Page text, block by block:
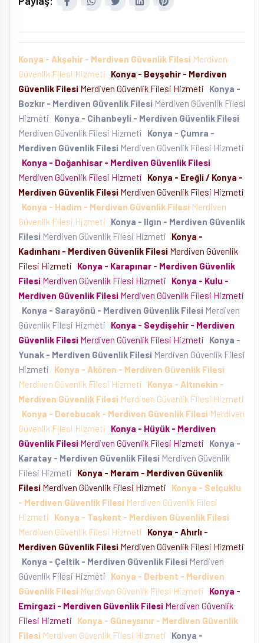
Konya - Akşehir - Merdiven Güvenlik Filesi Merdiven
Güvenlik Filesi Hizmeti
Konya - Beyşehir - Merdiven
Güvenlik Filesi Merdiven Güvenlik Filesi Hizmeti
Konya -
Bozkır - Merdiven Güvenlik Filesi Merdiven Güvenlik Filesi
Hizmeti
Konya - Cihanbeyli - Merdiven Güvenlik Filesi
Merdiven Güvenlik Filesi Hizmeti
Konya - Çumra -
Merdiven Güvenlik Filesi Merdiven Güvenlik Filesi Hizmeti
Konya - Doğanhisar - Merdiven Güvenlik Filesi
Merdiven Güvenlik Filesi Hizmeti
Konya - Ereğli / Konya -
Merdiven Güvenlik Filesi Merdiven Güvenlik Filesi Hizmeti
Konya - Hadim - Merdiven Güvenlik Filesi Merdiven
Güvenlik Filesi Hizmeti
Konya - Ilgın - Merdiven Güvenlik
Filesi Merdiven Güvenlik Filesi Hizmeti
Konya -
Kadınhanı - Merdiven Güvenlik Filesi Merdiven Güvenlik
Filesi Hizmeti
Konya - Karapınar - Merdiven Güvenlik
Filesi Merdiven Güvenlik Filesi Hizmeti
Konya - Kulu -
Merdiven Güvenlik Filesi Merdiven Güvenlik Filesi Hizmeti
Konya - Sarayönü - Merdiven Güvenlik Filesi Merdiven
Güvenlik Filesi Hizmeti
Konya - Seydişehir - Merdiven
Güvenlik Filesi Merdiven Güvenlik Filesi Hizmeti
Konya -
Yunak - Merdiven Güvenlik Filesi Merdiven Güvenlik Filesi
Hizmeti
Konya - Akören - Merdiven Güvenlik Filesi
Merdiven Güvenlik Filesi Hizmeti
Konya - Altınekin -
Merdiven Güvenlik Filesi Merdiven Güvenlik Filesi Hizmeti
Konya - Derebucak - Merdiven Güvenlik Filesi Merdiven
Güvenlik Filesi Hizmeti
Konya - Hüyük - Merdiven
Güvenlik Filesi Merdiven Güvenlik Filesi Hizmeti
Konya -
Karatay - Merdiven Güvenlik Filesi Merdiven Güvenlik
Filesi Hizmeti
Konya - Meram - Merdiven Güvenlik
Filesi Merdiven Güvenlik Filesi Hizmeti
Konya - Selçuklu
- Merdiven Güvenlik Filesi Merdiven Güvenlik Filesi
Hizmeti
Konya - Taşkent - Merdiven Güvenlik Filesi
Merdiven Güvenlik Filesi Hizmeti
Konya - Ahırlı -
Merdiven Güvenlik Filesi Merdiven Güvenlik Filesi Hizmeti
Konya - Çeltik - Merdiven Güvenlik Filesi Merdiven
Güvenlik Filesi Hizmeti
Konya - Derbent - Merdiven
Güvenlik Filesi Merdiven Güvenlik Filesi Hizmeti
Konya -
Emirgazi - Merdiven Güvenlik Filesi Merdiven Güvenlik
Filesi Hizmeti
Konya - Güneysınır - Merdiven Güvenlik
Filesi Merdiven Güvenlik Filesi Hizmeti
Konya -